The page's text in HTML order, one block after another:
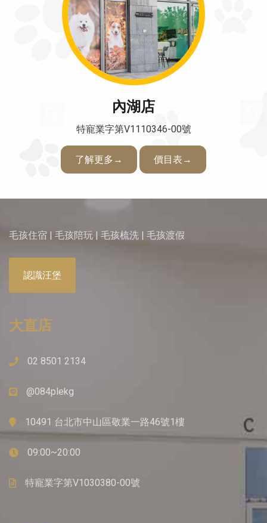
內湖店
特寵業字第V1110346-00號
了解更多→ 價目表→
毛孩住宿 | 毛孩陪玩 | 毛孩梳洗 | 毛孩渡假
認識汪堡
大直店
02 8501 2134
@084plekg
10491 台北市中山區敬業一路46號1樓
09:00~20:00
特寵業字第V1030380-00號